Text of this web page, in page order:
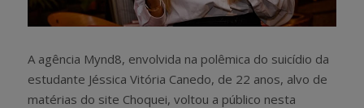
A agência Mynd8, envolvida na polêmica do suicídio da
estudante Jéssica Vitória Canedo, de 22 anos, alvo de
matérias do site Choquei, voltou a público nesta